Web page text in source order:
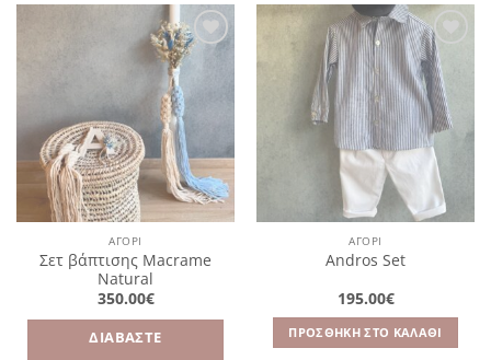
Πρόσθήκη
στην
λίστα
επιθυμιών
ΑΓΌΡΙ
Σετ βάπτισης Macrame
Natural
350.00€
ΔΙΑΒΆΣΤΕ
Πρόσθήκη
στην
λίστα
επιθυμιών
ΑΓΌΡΙ
Andros Set
195.00€
ΠΡΟΣΘΉΚΗ ΣΤΟ ΚΑΛΆΘΙ